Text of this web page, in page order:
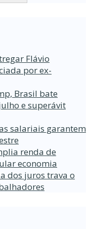
Flávio
por ex-
Brasil bate
e superávit
salariais garantem
renda de
economia
dos juros trava o